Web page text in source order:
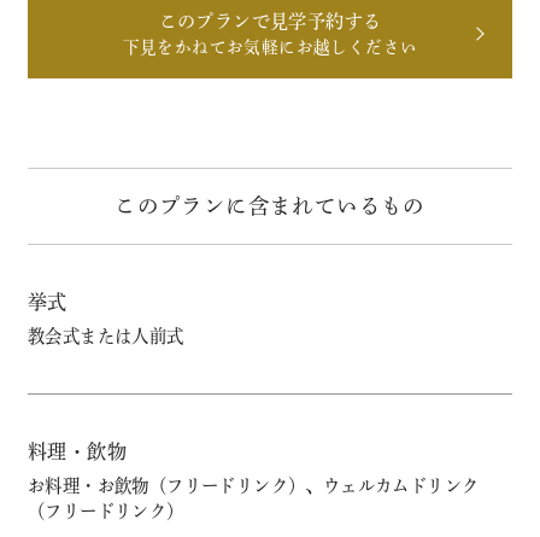
このプランで見学予約する
下見をかねてお気軽にお越しください
このプランに含まれているもの
挙式
教会式または人前式
料理・飲物
お料理・お飲物（フリードリンク）、ウェルカムドリンク
（フリードリンク）